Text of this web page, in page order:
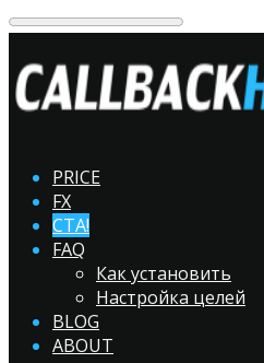
PRICE
FX
CTA!
FAQ
Как установить
Настройка целей
BLOG
ABOUT